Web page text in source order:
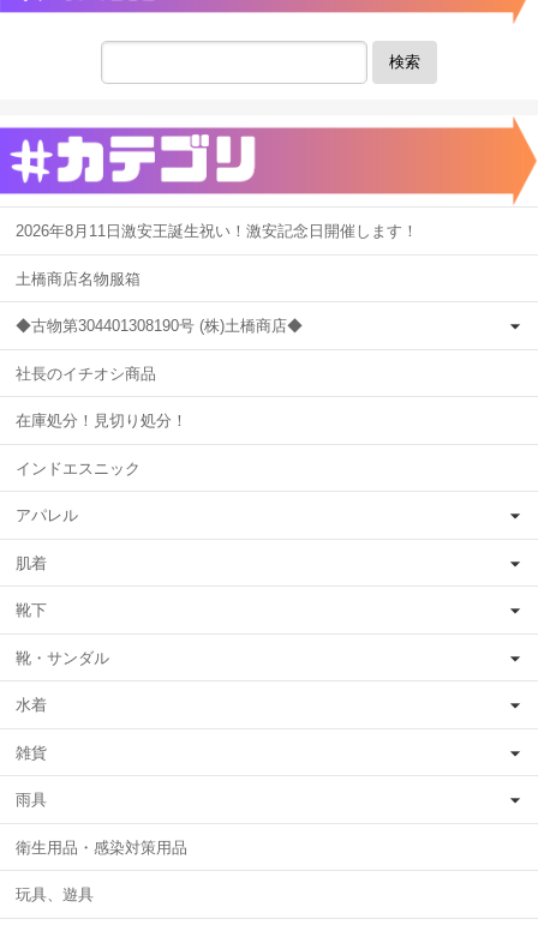
検索
2026年8月11日激安王誕生祝い！激安記念日開催します！
土橋商店名物服箱
◆古物第304401308190号 (株)土橋商店◆
社長のイチオシ商品
在庫処分！見切り処分！
インドエスニック
アパレル
肌着
靴下
靴・サンダル
水着
雑貨
雨具
衛生用品・感染対策用品
玩具、遊具